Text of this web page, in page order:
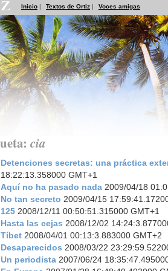
Inicio | Textos de Ortiz | Voces amigas
cia
Detenciones secretas: una práctica
18:22:13.358000 GMT+1
Aquí no ha pasado nada 2009/04/18
No tan secreto 2009/04/15
125 2008/12/11 00:50:51.315000 GMT+1
Hasta las cejas 2008/12/02
Tíbet 2008/04/01 00:13:3.883000 GMT+2
Desaparecidos 2008/03/22
Un periodista 2007/06/24